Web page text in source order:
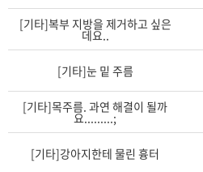
[기타]복부 지방을 제거하고 싶은
데요..
[기타]눈 밑 주름
[기타]목주름. 과연 해결이 될까
요.........;
[기타]강아지한테 물린 흉터